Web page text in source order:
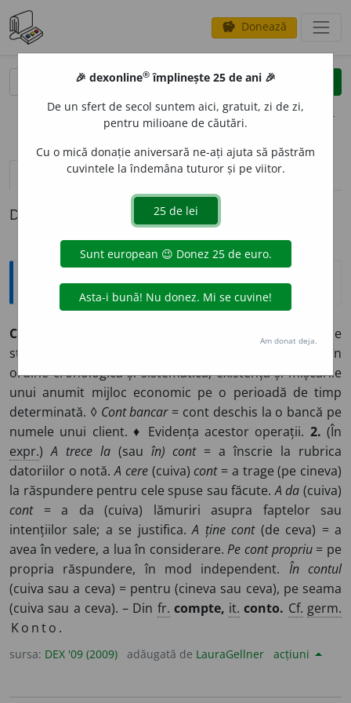
savings Donează
clear
opțiuni
definiții (1) pronunțievolume_up (50)
Definiția cu ID-ul 851145:
Explicative DEX
CONT,
Instrument fundamental de
stocare a datelor contabile, care exprimă valoric, în
ordine cronologică și sistematică, existența și mișcările
unui anumit mijloc economic pe o perioadă de timp
determinată. ◊ Cont bancar= cont deschis la o bancă pe
numele unui client. ♦ Evidența acestor operații. 2. (În
expr.)A trece la(sau în) cont= a înscrie la rubrica
datoriilor o notă.A cere(cuiva)cont= a trage (pe cineva)
la răspundere pentru cele spuse sau făcute.A da (cuiva)
cont= a da (cuiva) lămuriri asupra faptelor sau
intențiilor sale; a se justifica.A ține cont(de ceva) = a
avea în vedere, a lua în considerare.Pe cont propriu= pe
propria răspundere, în mod independent. În contul
(cuiva sau a ceva) = pentru (cineva sau ceva), pe seama
(cuiva sau a ceva). – Din fr. compte, it. conto. Cf. germ.
Konto.
sursa: DEX '09 (2009) adăugată de LauraGellner acțiuni
🎉 dexonline® împlinește 25 de ani 🎉
De un sfert de secol suntem aici, gratuit, zi de zi,
pentru milioane de căutări.
Cu o mică donație aniversară ne-ați ajuta să păstrăm
cuvintele la îndemâna tuturor și pe viitor.
Am donat deja.